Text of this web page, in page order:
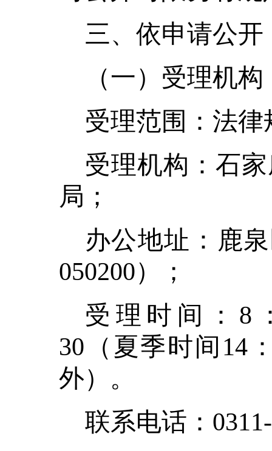
三、依申请公开
（一）受理机构
受理范围：法
受理机构：石
局 ；
办公地址： 鹿
050200）；
受理时间： 8
30（夏季时间14
外）。
联系电话：